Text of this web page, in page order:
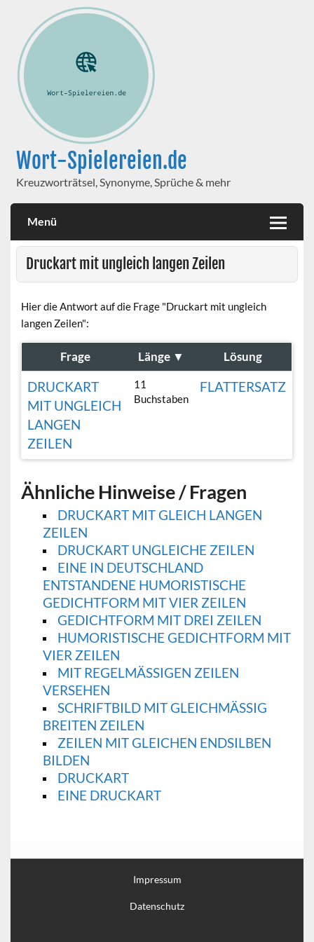
Wort-Spielereien.de
Kreuzworträtsel, Synonyme, Sprüche & mehr
Menü
Druckart mit ungleich langen Zeilen
Hier die Antwort auf die Frage "Druckart mit ungleich
langen Zeilen":
Frage Länge ▼ Lösung
DRUCKART
MIT UNGLEICH
LANGEN
ZEILEN
11
Buchstaben
FLATTERSATZ
Ähnliche Hinweise / Fragen
DRUCKART MIT GLEICH LANGEN
ZEILEN
DRUCKART UNGLEICHE ZEILEN
EINE IN DEUTSCHLAND
ENTSTANDENE HUMORISTISCHE
GEDICHTFORM MIT VIER ZEILEN
GEDICHTFORM MIT DREI ZEILEN
HUMORISTISCHE GEDICHTFORM MIT
VIER ZEILEN
MIT REGELMÄSSIGEN ZEILEN V
ERSEHEN
SCHRIFTBILD MIT GLEICHMÄSSIG B
REITEN ZEILEN
ZEILEN MIT GLEICHEN ENDSILBEN
BILDEN
DRUCKART
EINE DRUCKART
Impressum
Datenschutz